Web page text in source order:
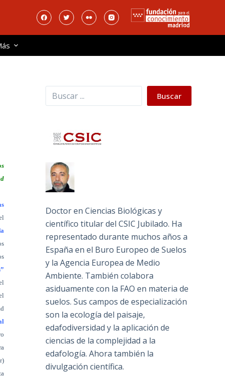
Buscar Buscar
Doctor en Ciencias Biológicas y
científico titular del CSIC Jubilado. Ha
representado durante muchos años a
España en el Buro Europeo de Suelos
y la Agencia Europea de Medio
Ambiente. También colabora
asiduamente con la FAO en materia de
suelos. Sus campos de especialización
son la ecología del paisaje,
edafodiversidad y la aplicación de
ciencias de la complejidad a la
edafología. Ahora también la
divulgación científica.